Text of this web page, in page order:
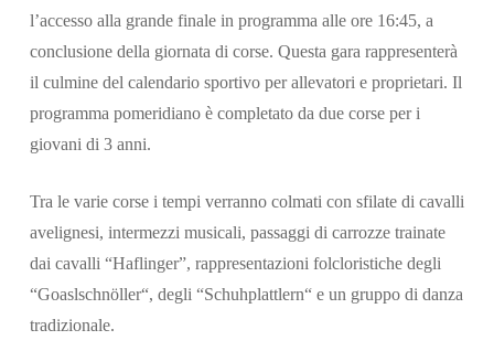
l’accesso alla grande finale in programma alle ore 16:45, a
conclusione della giornata di corse. Questa gara rappresenterà
il culmine del calendario sportivo per allevatori e proprietari. Il
programma pomeridiano è completato da due corse per i
giovani di 3 anni.
Tra le varie corse i tempi verranno colmati con sfilate di cavalli
avelignesi, intermezzi musicali, passaggi di carrozze trainate
dai cavalli “Haflinger”, rappresentazioni folcloristiche degli
“Goaslschnöller“, degli “Schuhplattlern“ e un gruppo di danza
tradizionale.